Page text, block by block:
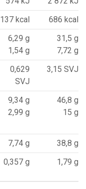
137 kcal
686 kcal
6,29 g
1,54 g
31,5 g
7,72 g
0,629
SVJ
3,15 SVJ
9,34 g
2,99 g
46,8 g
15 g
7,74 g
38,8 g
0,357 g 1,79 g